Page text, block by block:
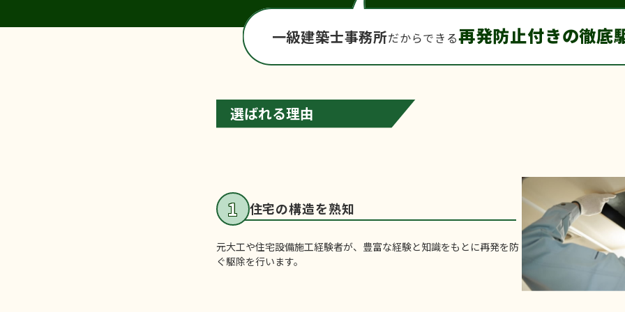
一級建築士事務所だからできる再発防止付きの徹底
選ばれる理由
住宅の構造を熟知
元大工や住宅設備施工経験者が、豊富な経験と知識をもとに再発を防
ぐ駆除を行います。